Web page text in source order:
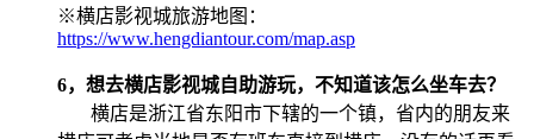
※横店影视城旅游地图：
https://www.hengdiantour.com/map.asp
6，想去横店影视城自助游玩，不知道该怎么坐车去？
横店是浙江省东阳市下辖的一个镇，省内的朋友来